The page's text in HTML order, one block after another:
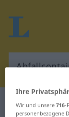
Deutsch-
Ihre
Wir und unsere716-
personenbezogene